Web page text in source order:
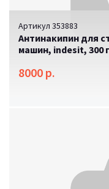
Артикул 353883
Антинакипин для
машин, indesit, 300
8000 р.